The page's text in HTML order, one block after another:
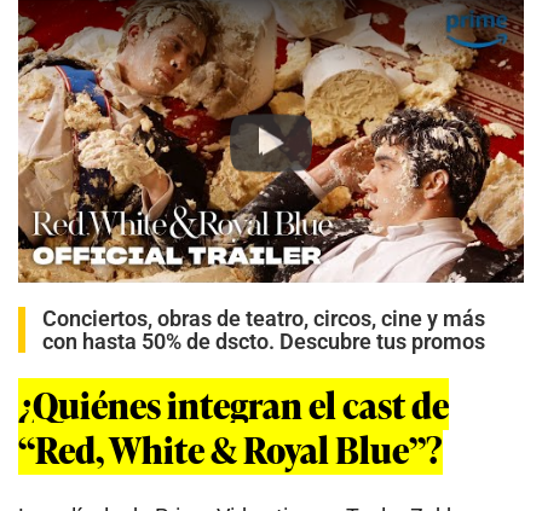
Play
Conciertos, obras de teatro, circos, cine y más
con hasta 50% de dscto. Descubre tus promos
¿Quiénes integran el cast de
“Red, White & Royal Blue”?